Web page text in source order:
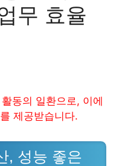
무 효율
동의 일환으로, 이에
제공받습니다.
, 성능 좋은